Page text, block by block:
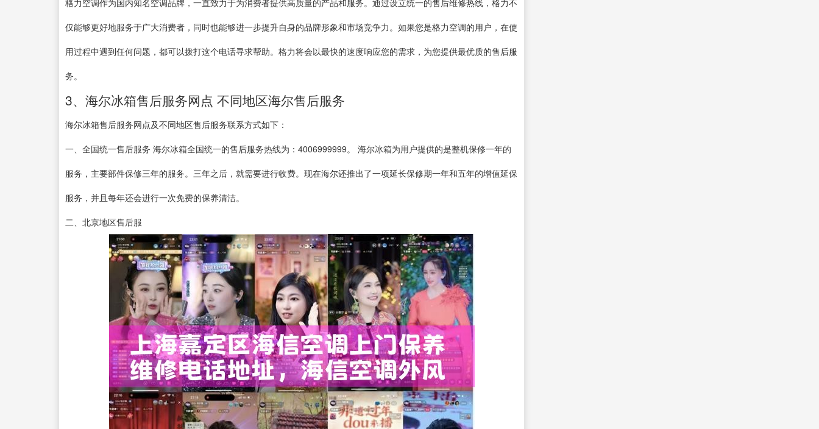
格力空调作为国内知名空调品牌，一直致力于为消费者提供高质量的产品和服务。通过设立统一的售后维修热线，格力不
仅能够更好地服务于广大消费者，同时也能够进一步提升自身的品牌形象和市场竞争力。如果您是格力空调的用户，在使
用过程中遇到任何问题，都可以拨打这个电话寻求帮助。格力将会以最快的速度响应您的需求，为您提供最优质的售后服
务。
3、海尔冰箱售后服务网点 不同地区海尔售后服务
海尔冰箱售后服务网点及不同地区售后服务联系方式如下：
一、全国统一售后服务 海尔冰箱全国统一的售后服务热线为：4006999999。 海尔冰箱为用户提供的是整机保修一年的
服务，主要部件保修三年的服务。三年之后，就需要进行收费。现在海尔还推出了一项延长保修期一年和五年的增值延保
服务，并且每年还会进行一次免费的保养清洁。
二、北京地区售后服